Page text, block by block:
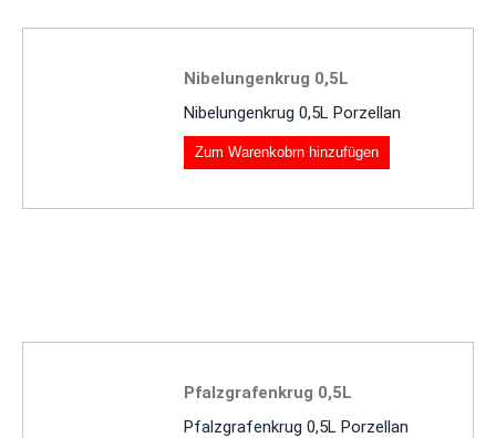
Nibelungenkrug 0,5L
Nibelungenkrug 0,5L Porzellan
Zum Warenkobrn hinzufügen
Pfalzgrafenkrug 0,5L
Pfalzgrafenkrug 0,5L Porzellan